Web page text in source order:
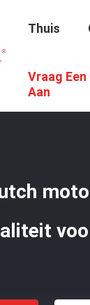
Thuis
Vraag
Aan
De